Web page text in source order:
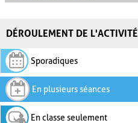
DÉROULEMENT DE L'ACTIVITÉ
Sporadiques
En plusieurs séances
En classe seulement